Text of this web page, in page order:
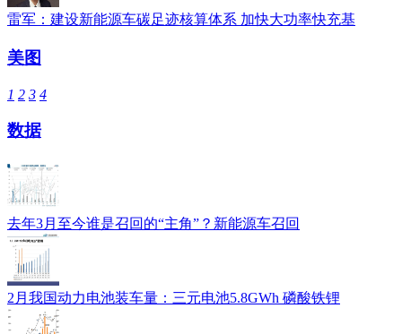
雷军：建设新能源车碳足迹核算体系 加快大功率快充基
美图
1 2 3 4
数据
去年3月至今谁是召回的“主角”？新能源车召回
2月我国动力电池装车量：三元电池5.8GWh 磷酸铁锂